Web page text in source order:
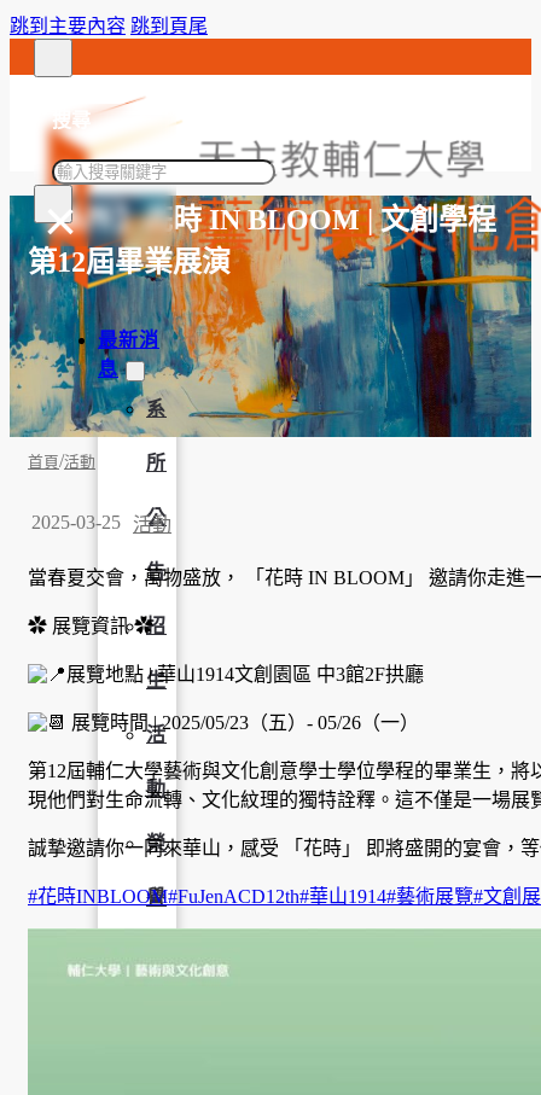
跳到主要內容 跳到頁尾
搜尋
搜
×
最新消
息
系
所
公
告
招
生
活
動
榮
譽
【系所】花時 IN BLOOM | 文創學程
第12屆畢業展演
首頁/活動
2025-03-25 活動
當春夏交會，萬物盛放， 「花時 IN BLOOM」 邀請你走進
✿ 展覽資訊 ✿
展覽地點 | 華山1914文創園區 中3館2F拱廳
展覽時間 | 2025/05/23（五）- 05/26（一）
第12屆輔仁大學藝術與文化創意學士學位學程的畢業生，
現他們對生命流轉、文化紋理的獨特詮釋。這不僅是一場
誠摯邀請你一同來華山，感受 「花時」 即將盛開的宴會，
#花時INBLOOM#FuJenACD12th#華山1914#藝術展覽#文創